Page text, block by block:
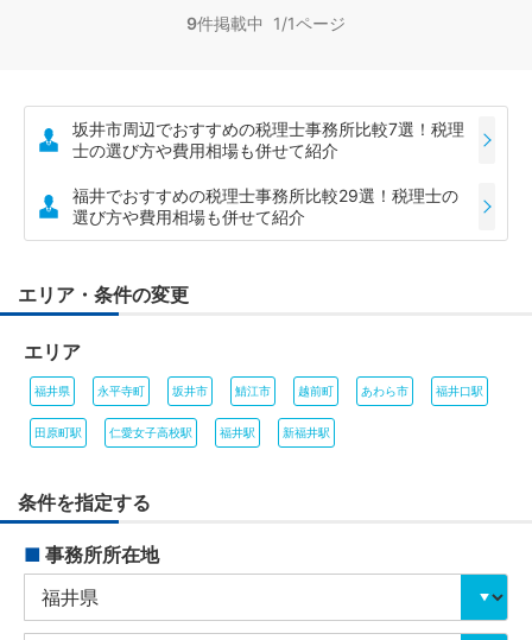
9件掲載中 1/1ページ
坂井市周辺でおすすめの税理士事務所比較7選！税理
士の選び方や費用相場も併せて紹介
福井でおすすめの税理士事務所比較29選！税理士の
選び方や費用相場も併せて紹介
エリア・条件の変更
エリア
福井県 永平寺町 坂井市 鯖江市 越前町 あわら市 福井口駅
田原町駅 仁愛女子高校駅 福井駅 新福井駅
条件を指定する
■ 事務所所在地